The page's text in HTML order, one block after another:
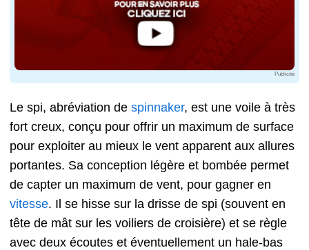
Publicité
Le spi, abréviation de spinnaker, est une voile à très
fort creux, conçu pour offrir un maximum de surface
pour exploiter au mieux le vent apparent aux allures
portantes. Sa conception légère et bombée permet
de capter un maximum de vent, pour gagner en
vitesse. Il se hisse sur la drisse de spi (souvent en
tête de mât sur les voiliers de croisière) et se règle
avec deux écoutes et éventuellement un hale-bas